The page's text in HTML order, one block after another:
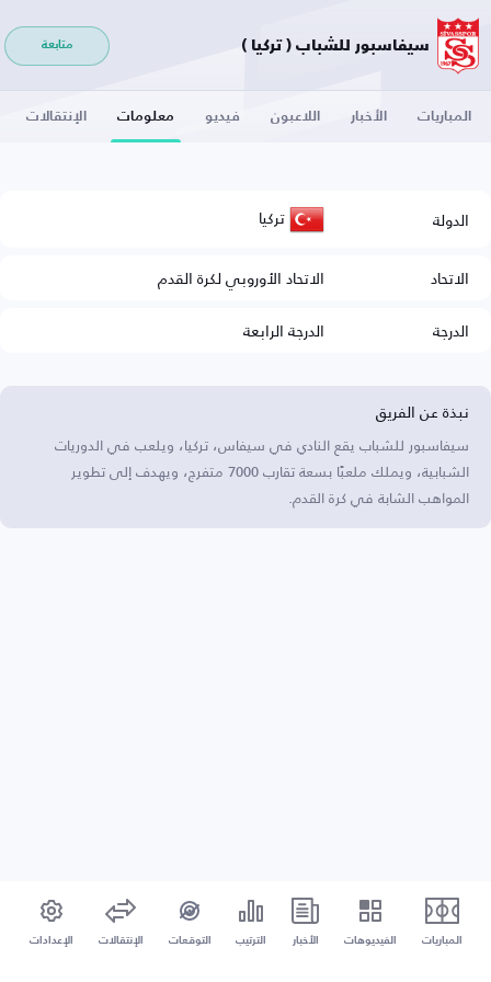
سيفاسبور للشباب ( تركيا ) متابعة
المباريات الأخبار اللاعبون فيديو معلومات الإنتقالات
الدولة تركيا
الاتحاد
الاتحاد الأوروبي لكرة القدم
الدرجة
الدرجة الرابعة
نبذة عن الفريق
سيفاسبور للشباب يقع النادي في سيفاس، تركيا، ويلعب في الدوريات
الشبابية، ويملك ملعبًا بسعة تقارب 7000 متفرج، ويهدف إلى تطوير
المواهب الشابة في كرة القدم.
المباريات الفيديوهات الأخبار الترتيب التوقعات الإنتقالات الإعدادات